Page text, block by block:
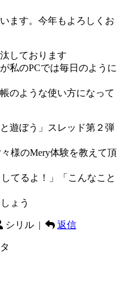
ます。今年もよろしくお
しております
私のPCでは毎日のように
のような使い方になって
遊ぼう」スレッド第２弾
様のMery体験を教えて頂
てるよ！」「こんなこと
ょう
シリル | 返信